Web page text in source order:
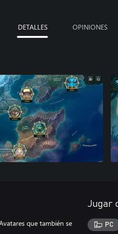
DETALLES OPINIONES
que también se
Jugar
PC